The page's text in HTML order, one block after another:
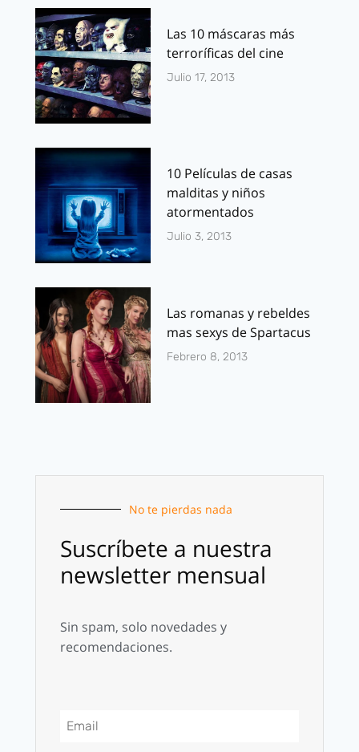
Las 10 máscaras más
terroríficas del cine
Julio 17, 2013
10 Películas de casas
malditas y niños
atormentados
Julio 3, 2013
Las romanas y rebeldes
mas sexys de Spartacus
Febrero 8, 2013
No te pierdas nada
Suscríbete a nuestra
newsletter mensual
Sin spam, solo novedades y
recomendaciones.